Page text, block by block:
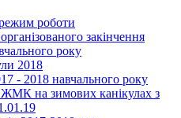
роботи
закінчення
року
2018
- 2018 навчального року
на зимових канікулах з